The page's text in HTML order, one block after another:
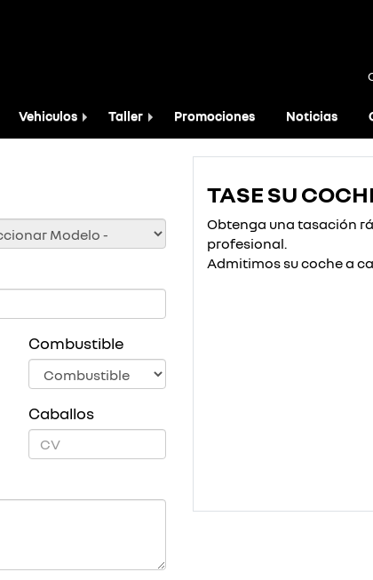
Vehiculos Taller Promociones Noticias
Combustible
Caballos
TASE SU
Obtenga una tasación
profesional.
Admitimos su coche a